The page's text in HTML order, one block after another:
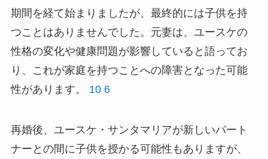
期間を経て始まりましたが、最終的には子供を持
つことはありませんでした。元妻は、ユースケの
性格の変化や健康問題が影響していると語ってお
り、これが家庭を持つことへの障害となった可能
性があります。 10 6
再婚後、ユースケ・サンタマリアが新しいパート
ナーとの間に子供を授かる可能性もありますが、